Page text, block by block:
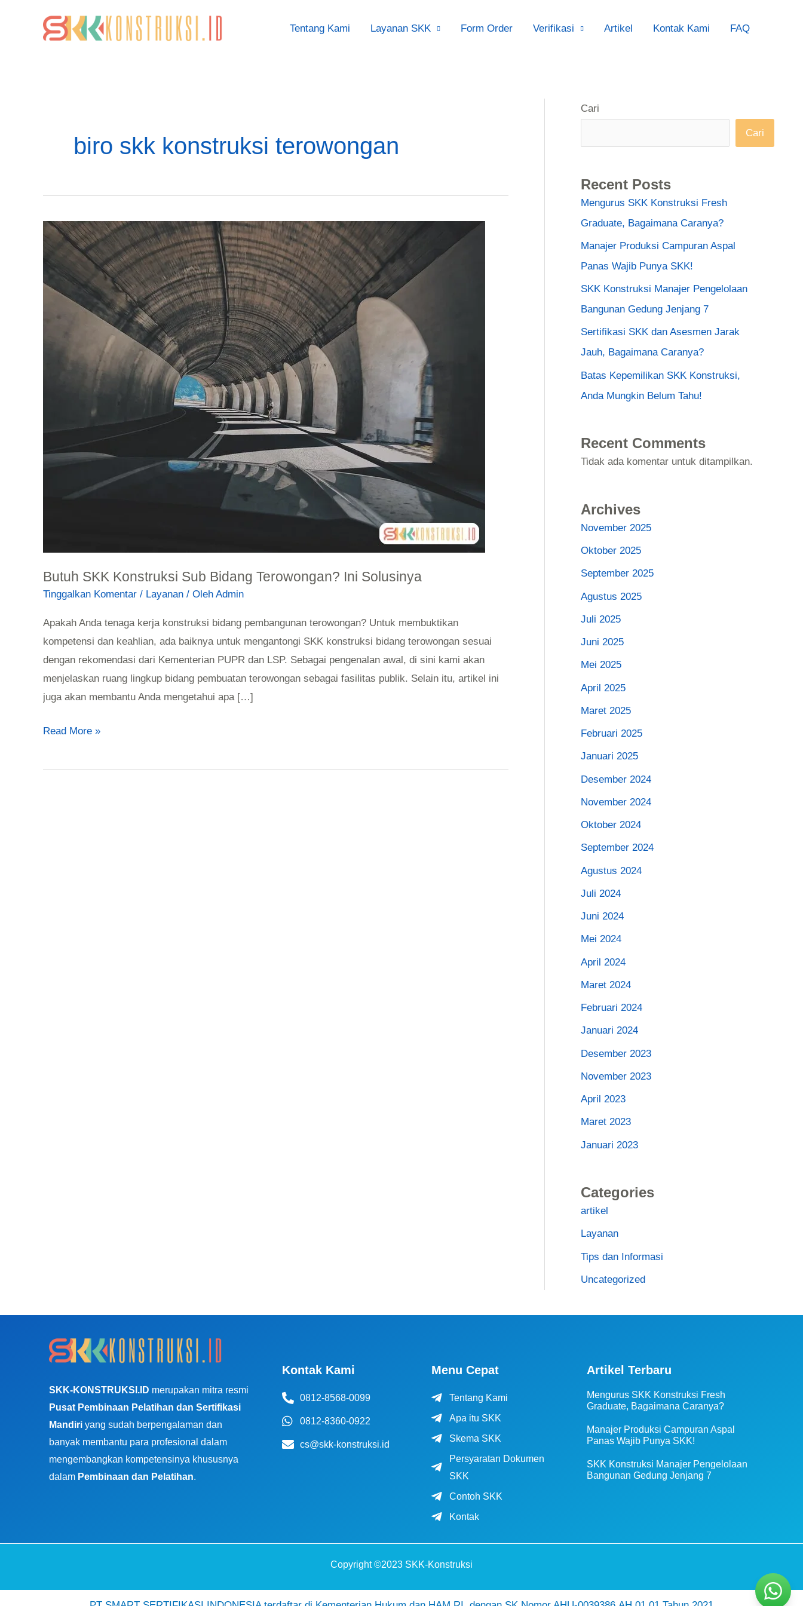
Tentang Kami Layanan SKK Form Order Verifikasi Artikel Kontak Kami FAQ
biro skk konstruksi terowongan
Butuh SKK Konstruksi Sub Bidang Terowongan? Ini Solusinya
Tinggalkan Komentar / Layanan / Oleh Admin
Apakah Anda tenaga kerja konstruksi bidang pembangunan terowongan? Untuk membuktikan
kompetensi dan keahlian, ada baiknya untuk mengantongi SKK konstruksi bidang terowongan sesuai
dengan rekomendasi dari Kementerian PUPR dan LSP. Sebagai pengenalan awal, di sini kami akan
menjelaskan ruang lingkup bidang pembuatan terowongan sebagai fasilitas publik. Selain itu, artikel ini
juga akan membantu Anda mengetahui apa […]
Butuh
Konstruksi
Sub
Bidang
Terowongan?
Solusinya
Read More »
Cari
Cari
Recent Posts
Mengurus SKK Konstruksi Fresh
Graduate, Bagaimana Caranya?
Manajer Produksi Campuran Aspal
Panas Wajib Punya SKK!
SKK Konstruksi Manajer Pengelolaan
Bangunan Gedung Jenjang 7
Sertifikasi SKK dan Asesmen Jarak
Jauh, Bagaimana Caranya?
Batas Kepemilikan SKK Konstruksi,
Anda Mungkin Belum Tahu!
Recent Comments
Tidak ada komentar untuk ditampilkan.
Archives
November 2025
Oktober 2025
September 2025
Agustus 2025
Juli 2025
Juni 2025
Mei 2025
April 2025
Maret 2025
Februari 2025
Januari 2025
Desember 2024
November 2024
Oktober 2024
September 2024
Agustus 2024
Juli 2024
Juni 2024
Mei 2024
April 2024
Maret 2024
Februari 2024
Januari 2024
Desember 2023
November 2023
April 2023
Maret 2023
Januari 2023
Categories
artikel
Layanan
Tips dan Informasi
Uncategorized
SKK-KONSTRUKSI.ID merupakan mitra resmi
Pusat Pembinaan Pelatihan dan Sertifikasi
Mandiri yang sudah berpengalaman dan
banyak membantu para profesional dalam
mengembangkan kompetensinya khususnya
dalam Pembinaan dan Pelatihan.
Kontak Kami
0812-8568-0099
0812-8360-0922
cs@skk-konstruksi.id
Menu Cepat
Tentang Kami
Apa itu SKK
Skema SKK
Persyaratan Dokumen
SKK
Contoh SKK
Kontak
Artikel Terbaru
Mengurus SKK Konstruksi Fresh
Graduate, Bagaimana Caranya?
Manajer Produksi Campuran Aspal
Panas Wajib Punya SKK!
SKK Konstruksi Manajer Pengelolaan
Bangunan Gedung Jenjang 7
Copyright ©2023 SKK-Konstruksi